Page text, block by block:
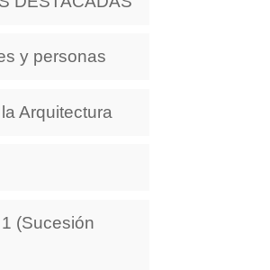
y personas
Arquitectura
(Sucesión